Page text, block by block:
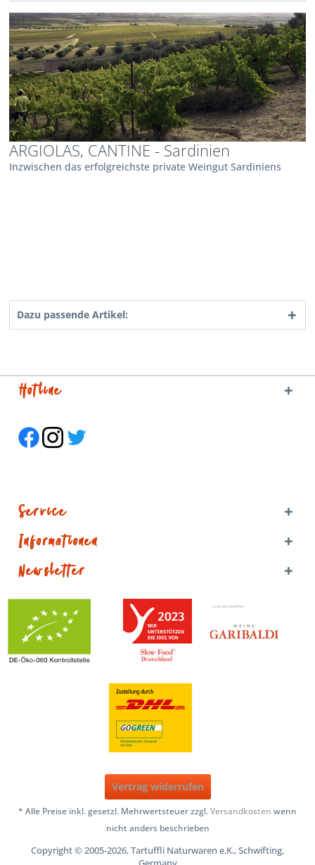
ARGIOLAS, CANTINE - Sardinien
Inzwischen das erfolgreichste private Weingut Sardiniens
Dazu passende Artikel:
Hotline
Service
Informationen
Newsletter
Vertrag widerrufen
* Alle Preise inkl. gesetzl. Mehrwertsteuer zzgl.Versandkosten wenn
nicht anders beschrieben
Copyright © 2005-2026, Tartuffli Naturwaren e.K., Schwifting,